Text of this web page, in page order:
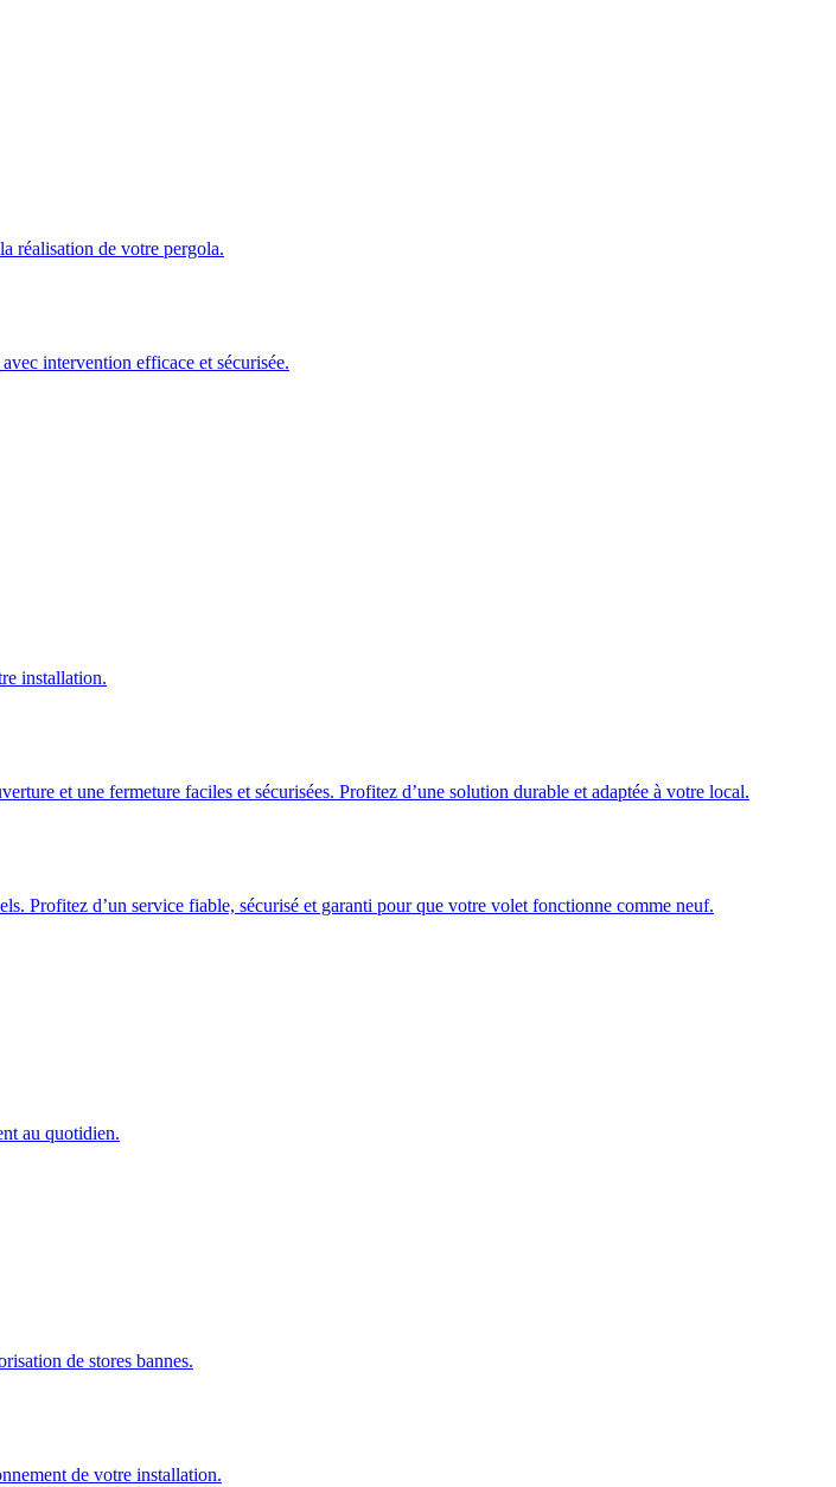
réalisation de votre pergola.
intervention efficace et sécurisée.
installation.
et une fermeture faciles et sécurisées. Profitez d’une solution durable et adaptée à votre local.
Profitez d’un service fiable, sécurisé et garanti pour que votre volet fonctionne comme neuf.
au quotidien.
de stores bannes.
de votre installation.